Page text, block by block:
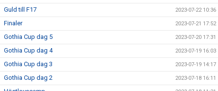
Guld till F17 2023-07-22 10:36
Finaler 2023-07-21 17:52
Gothia Cup dag 5 2023-07-20 17:31
Gothia Cup dag 4 2023-07-19 16:03
Gothia Cup dag 3 2023-07-19 14:17
Gothia Cup dag 2 2023-07-18 16:11